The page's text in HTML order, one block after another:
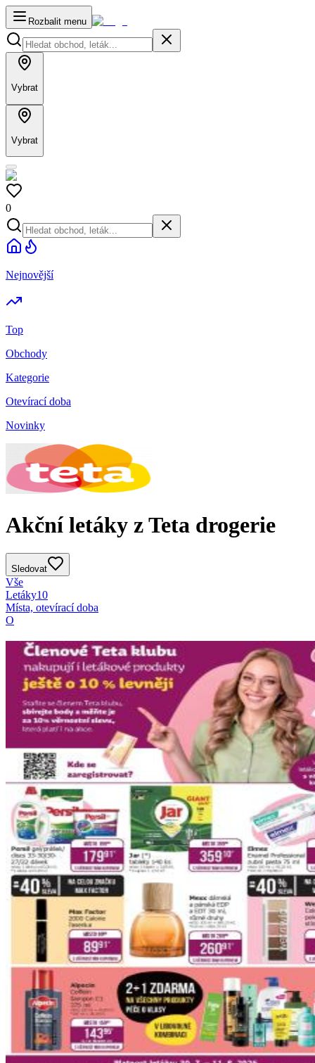
Rozbalit menu
Vybrat
Vybrat
0
Nejnovější
Top
Obchody
Kategorie
Otevírací doba
Novinky
Akční letáky z Teta drogerie
Sledovat
Vše
Letáky10
Místa, otevírací doba
O